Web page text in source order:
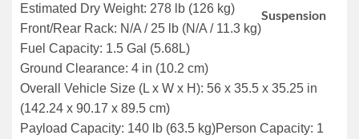
Estimated Dry Weight: 278 lb (126 kg)
Front/Rear Rack: N/A / 25 lb (N/A / 11.3 kg)
Fuel Capacity: 1.5 Gal (5.68L)
Ground Clearance: 4 in (10.2 cm)
Overall Vehicle Size (L x W x H): 56 x 35.5 x 35.25 in
(142.24 x 90.17 x 89.5 cm)
Payload Capacity: 140 lb (63.5 kg)Person Capacity: 1
Suspension